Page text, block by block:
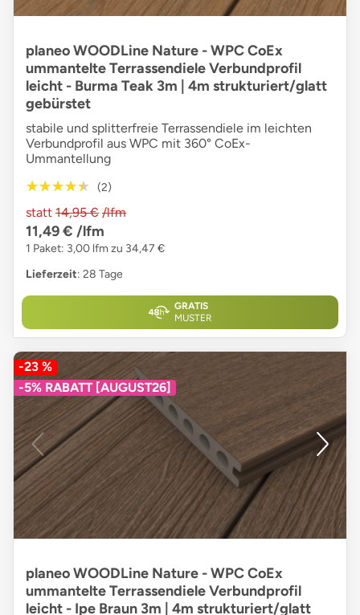
planeo WOODLine Nature - WPC CoEx
ummantelte Terrassendiele Verbundprofil
leicht - Burma Teak 3m | 4m strukturiert/glatt
gebürstet
stabile und splitterfreie Terrassendiele im leichten
Verbundprofil aus WPC mit 360° CoEx-
Ummantellung
★★★★★
★★★★★ (2)
statt 14,95 € /lfm
11,49 € /lfm
1 Paket: 3,00 lfm zu 34,47 €
Lieferzeit: 28 Tage
GRATIS
MUSTER
-23 %
-5% RABATT [AUGUST26]
planeo WOODLine Nature - WPC CoEx
ummantelte Terrassendiele Verbundprofil
leicht - Ipe Braun 3m | 4m strukturiert/glatt